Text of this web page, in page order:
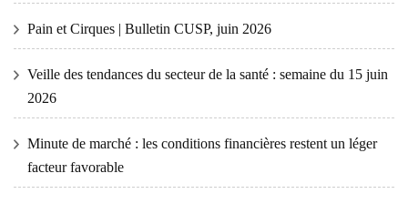
Pain et Cirques | Bulletin CUSP, juin 2026
Veille des tendances du secteur de la santé : semaine du 15 juin
2026
Minute de marché : les conditions financières restent un léger
facteur favorable